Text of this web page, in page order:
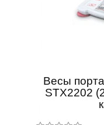
Весы
STX2202